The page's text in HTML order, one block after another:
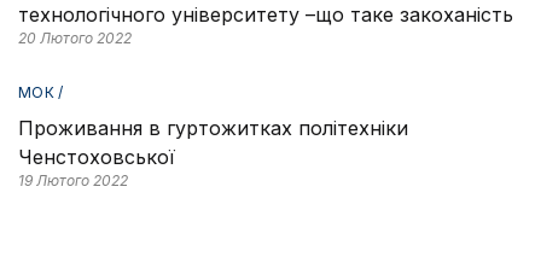
технологічного університету –що таке закоханість
20 Лютого 2022
МОК /
Проживання в гуртожитках політехніки
Ченстоховської
19 Лютого 2022